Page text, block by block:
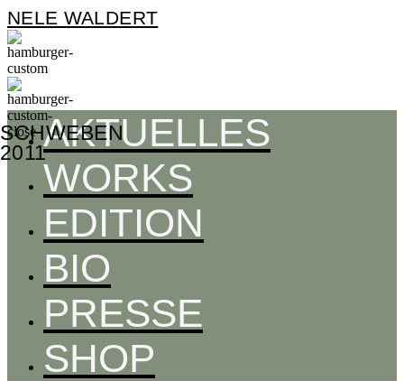
NELE WALDERT
AKTUELLES
WORKS
EDITION
BIO
PRESSE
SHOP
SCHWEBEN
2011